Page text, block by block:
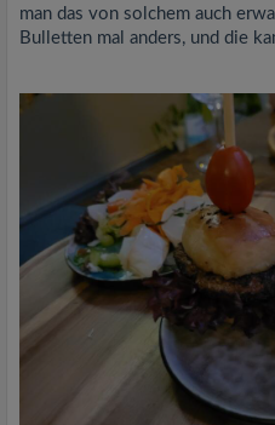
man das von solchem auch
Bulletten mal anders, und die